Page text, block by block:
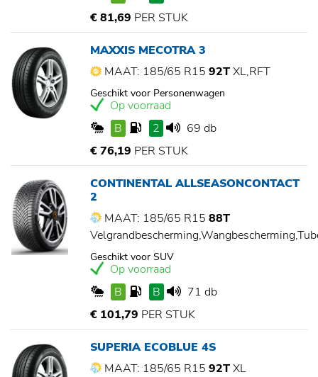
€ 81,69 PER STUK
MAXXIS MECOTRA 3
MAAT: 185/65 R15 92TXL,RFT
Geschikt voor Personenwagen
Op voorraad
B
2
69 db
€ 76,19 PER STUK
CONTINENTAL ALLSEASONCONTACT
2
MAAT: 185/65 R15 88T
Geschikt voor SUV
Op voorraad
B
B
71 db
€ 101,79 PER STUK
SUPERIA ECOBLUE 4S
MAAT: 185/65 R15 92TXL